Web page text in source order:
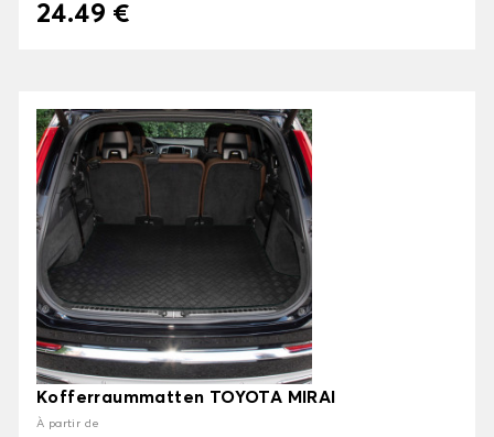
24.49 €
Kofferraummatten TOYOTA MIRAI
À partir de